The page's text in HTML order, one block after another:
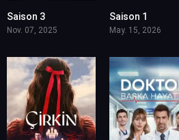
Saison 3
Nov. 07, 2025
Saison 1
May. 15, 2026